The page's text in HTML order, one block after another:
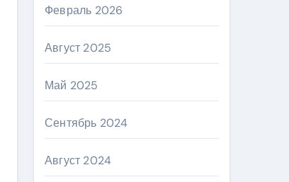
Февраль 2026
Август 2025
Май 2025
Сентябрь 2024
Август 2024